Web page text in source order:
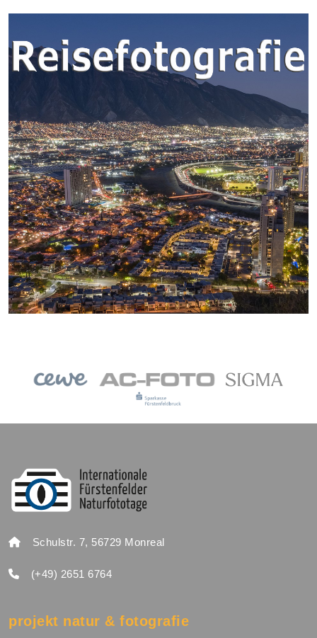
Schulstr. 7, 56729 Monreal
(+49) 2651 6764
projekt natur & fotografie